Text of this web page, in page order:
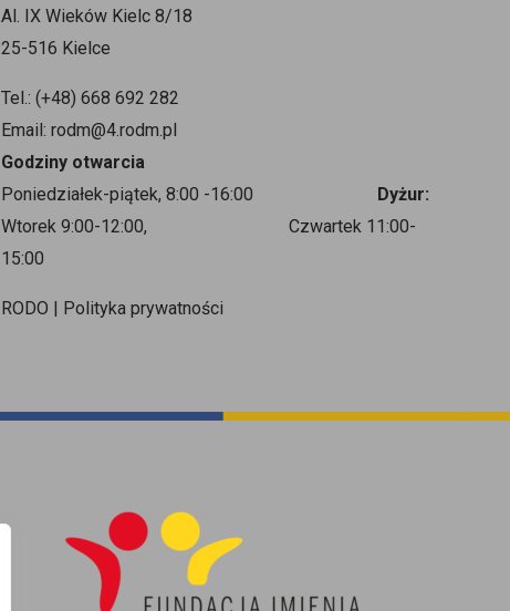
Al. IX Wieków Kielc 8/18
25-516 Kielce
Tel.: (+48) 668 692 282
Email: rodm@4.rodm.pl
Godziny otwarcia
Poniedziałek-piątek, 8:00 -16:00 Dyżur:
Wtorek 9:00-12:00, Czwartek 11:00-
15:00
RODO | Polityka prywatności